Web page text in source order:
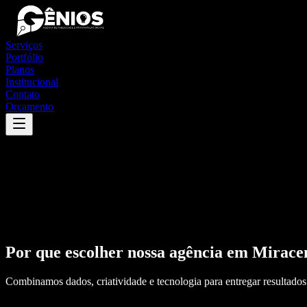
Serviços
Portfólio
Planos
Institucional
Contato
Orçamento
Por que escolher nossa agência em
Combinamos dados, criatividade e tecnologia para entregar